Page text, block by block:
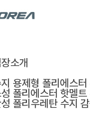
소개
용제형 폴리에스터
폴리에스터 핫멜트
폴리우레탄 수지